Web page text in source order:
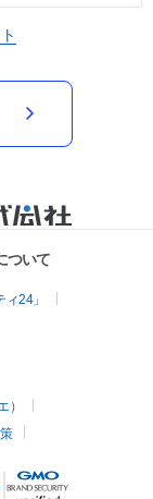
ついて
24」
）